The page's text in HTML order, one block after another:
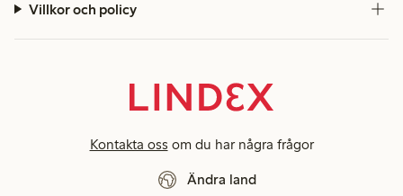
Villkor och policy
Kontakta oss om du har några frågor
Ändra land